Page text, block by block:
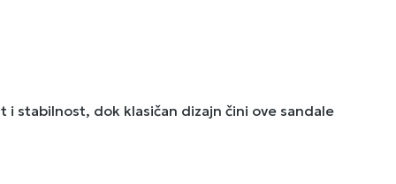
i stabilnost, dok klasičan dizajn čini ove sandale